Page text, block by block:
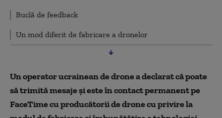
Buclă de feedback
Un mod diferit de fabricare a dronelor
Un operator ucrainean de drone a declarat că poate
să trimită mesaje și este în contact permanent pe
FaceTime cu producătorii de drone cu privire la